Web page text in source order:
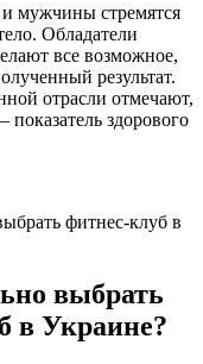
мужчины стремятся
Обладатели
все возможное,
результат.
отрасли отмечают,
показатель здорового
выбрать
в Украине?